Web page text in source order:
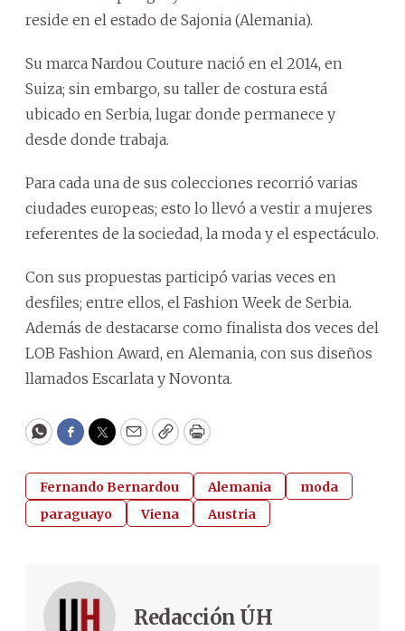
reside en el estado de Sajonia (Alemania).
Su marca Nardou Couture nació en el 2014, en
Suiza; sin embargo, su taller de costura está
ubicado en Serbia, lugar donde permanece y
desde donde trabaja.
Para cada una de sus colecciones recorrió varias
ciudades europeas; esto lo llevó a vestir a mujeres
referentes de la sociedad, la moda y el espectáculo.
Con sus propuestas participó varias veces en
desfiles; entre ellos, el Fashion Week de Serbia.
Además de destacarse como finalista dos veces del
LOB Fashion Award, en Alemania, con sus diseños
llamados Escarlata y Novonta.
WhatsApp
Facebook
Twitter
EmailCopyPrint
Fernando Bernardou Alemania
moda
paraguayo
Viena Austria
Redacción ÚH